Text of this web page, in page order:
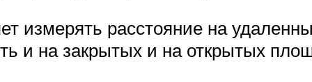
измерять расстояние на
и на закрытых и на открытых